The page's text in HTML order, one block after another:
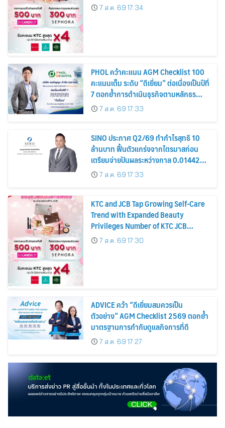
7 ส.ค. 69 17:34
PHOL คว้าคะแนน AGM Checklist 100
คะแนนเต็ม ระดับ “ดีเยี่ยม” ต่อเนื่องเป็นปีที่
7 ตอกย้ำการดำเนินธุรกิจตามหลักธร
รมาภิบาล โปร่งใส สร้างความเชื่อมั่นผู้ถือ
หุ้น
7 ส.ค. 69 17:33
SINO ประกาศ Q2/69 ทำกำไรสุทธิ 10
ล้านบาท ฟื้นตัวแกร่งจากไตรมาสก่อน
เตรียมจ่ายปันผลระหว่างกาล 0.014423
บาทต่อหุ้น ครึ่งปีหลังมุ่งเติบโตต่อเนื่อง
7 ส.ค. 69 17:33
KTC and JCB Tap Growing Self-Care
Trend with Expanded Beauty
Privileges Number of KTC JCB
Cardmembers Spending on
Cosmetics Rises 26%
7 ส.ค. 69 17:30
ADVICE คว้า “ดีเยี่ยมสมควรเป็น
ตัวอย่าง” AGM Checklist 2569 ตอกย้ำ
มาตรฐานการกำกับดูแลกิจการที่ดี
7 ส.ค. 69 17:27